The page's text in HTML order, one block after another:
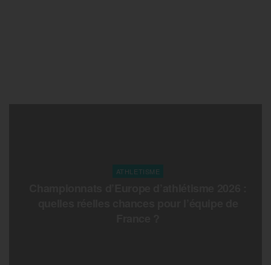
ATHLETISME